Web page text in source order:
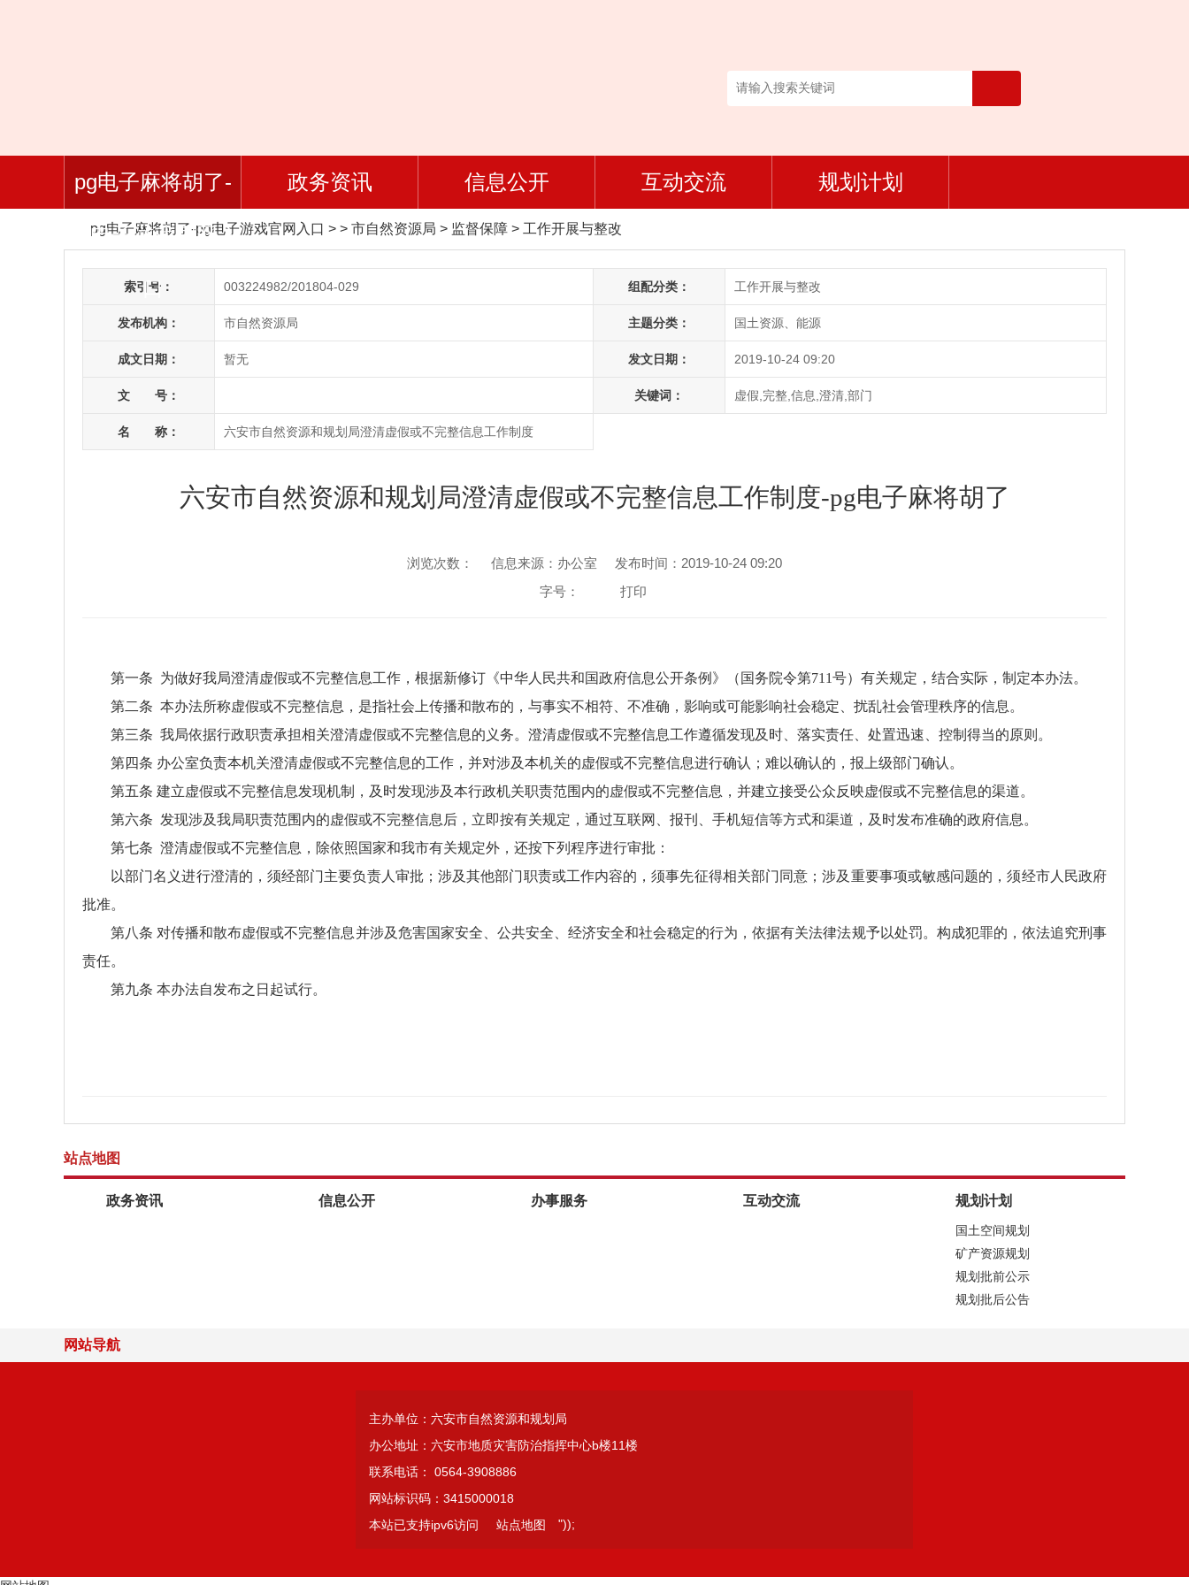
pg电子麻将胡了-
pg电子游戏官网入
口
政务资讯 信息公开 互动交流 规划计划
pg电子麻将胡了-pg电子游戏官网入口 > > 市自然资源局 > 监督保障 > 工作开展与整改
索引号： 003224982/201804-029 组配分类： 工作开展与整改
发布机构： 市自然资源局 主题分类： 国土资源、能源
成文日期： 暂无 发文日期： 2019-10-24 09:20
文 号： 关键词： 虚假,完整,信息,澄清,部门
名 称： 六安市自然资源和规划局澄清虚假或不完整信息工作制度
六安市自然资源和规划局澄清虚假或不完整信息工作制度-pg电子麻将胡了
浏览次数： 信息来源：办公室
发布时间：2019-10-24 09:20
字号：
打印
第一条 为做好我局澄清虚假或不完整信息工作，根据新修订《中华人民共和国政府信息公开条例》（国务院令第711号）有关规定，结合实际，制定本办法。
第二条 本办法所称虚假或不完整信息，是指社会上传播和散布的，与事实不相符、不准确，影响或可能影响社会稳定、扰乱社会管理秩序的信息。
第三条 我局依据行政职责承担相关澄清虚假或不完整信息的义务。澄清虚假或不完整信息工作遵循发现及时、落实责任、处置迅速、控制得当的原则。
第四条 办公室负责本机关澄清虚假或不完整信息的工作，并对涉及本机关的虚假或不完整信息进行确认；难以确认的，报上级部门确认。
第五条 建立虚假或不完整信息发现机制，及时发现涉及本行政机关职责范围内的虚假或不完整信息，并建立接受公众反映虚假或不完整信息的渠道。
第六条 发现涉及我局职责范围内的虚假或不完整信息后，立即按有关规定，通过互联网、报刊、手机短信等方式和渠道，及时发布准确的政府信息。
第七条 澄清虚假或不完整信息，除依照国家和我市有关规定外，还按下列程序进行审批：
以部门名义进行澄清的，须经部门主要负责人审批；涉及其他部门职责或工作内容的，须事先征得相关部门同意；涉及重要事项或敏感问题的，须经市人民政府
批准。
第八条 对传播和散布虚假或不完整信息并涉及危害国家安全、公共安全、经济安全和社会稳定的行为，依据有关法律法规予以处罚。构成犯罪的，依法追究刑事
责任。
第九条 本办法自发布之日起试行。
站点地图
政务资讯 信息公开 办事服务 互动交流 规划计划
国土空间规划
矿产资源规划
规划批前公示
规划批后公告
网站导航
主办单位：六安市自然资源和规划局
办公地址：六安市地质灾害防治指挥中心b楼11楼
联系电话： 0564-3908886
网站标识码：3415000018
本站已支持ipv6访问
站点地图 "));